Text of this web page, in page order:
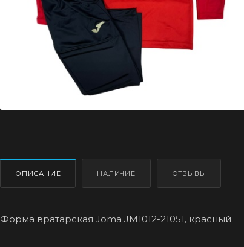
ОПИСАНИЕ НАЛИЧИЕ ОТЗЫВЫ
Форма вратарская Joma JM1012-21051, красный